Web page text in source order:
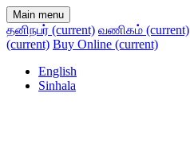
Main menu
தனிநபர் (current) வணிகம் (current)
(current) Buy Online (current)
English
Sinhala